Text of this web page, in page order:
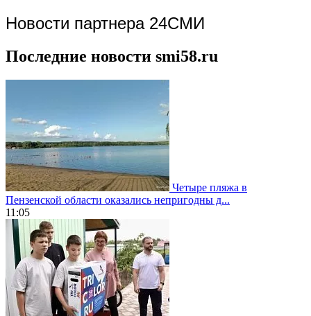
Новости партнера 24СМИ
Последние новости smi58.ru
Четыре пляжа в
Пензенской области оказались непригодны д...
11:05